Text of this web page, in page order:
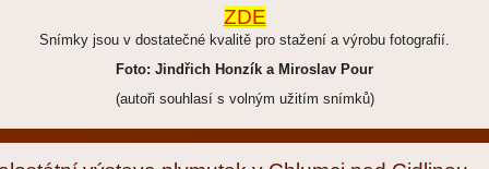
ZDE
Snímky jsou v dostatečné kvalitě pro stažení a výrobu fotografií.
Foto: Jindřich Honzík a Miroslav Pour
(autoři souhlasí s volným užitím snímků)